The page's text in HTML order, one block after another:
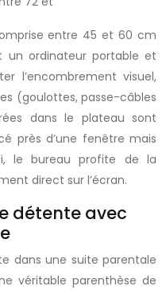
entre 45 et 60 cm
un ordinateur portable et
l’encombrement visuel,
(goulottes, passe-câbles
dans le plateau sont
près d’une fenêtre mais
le bureau profite de la
direct sur l’écran.
détente avec
dans une suite parentale
véritable parenthèse de